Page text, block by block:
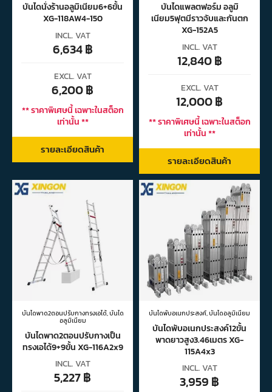
บันไดนั่งร้านอลูมิเนียม6+6ขั้น
XG-118AW4-150
INCL. VAT
6,634฿
EXCL. VAT
6,200฿
** ราคาพิเศษนี้ เฉพาะในสต็อก
เท่านั้น **
รายละเอียดสินค้า
บันไดแพลตฟอร์ม อลูมิ
เนียม5ฟุตมีราวจับและกันตก
XG-152A5
INCL. VAT
12,840฿
EXCL. VAT
12,000฿
** ราคาพิเศษนี้ เฉพาะในสต็อก
เท่านั้น **
รายละเอียดสินค้า
บันไดพาด2ตอนปรับกางทรงเอได้,บันได
อลูมิเนียม
บันไดพาด2ตอนปรับกางเป็น
ทรงเอได้9+9ขั้น XG-116A2x9
INCL. VAT
5,227฿
บันไดพับอเนกประสงค์,บันไดอลูมิเนียม
บันไดพับอเนกประสงค์12ขั้น
พาดยาวสูง3.46เมตร XG-
115A4x3
INCL. VAT
3,959 ฿